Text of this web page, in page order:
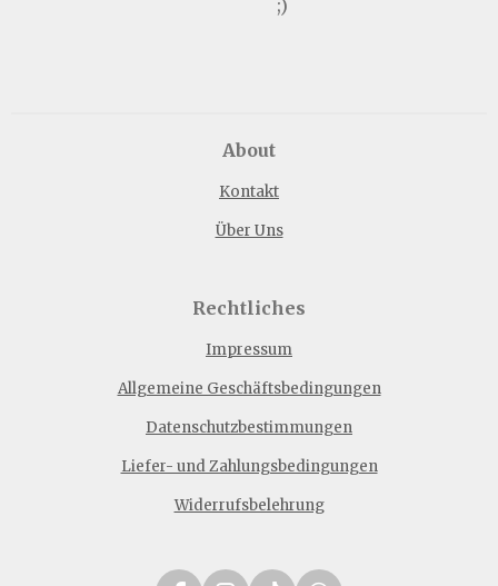
;)
About
Kontakt
Über Uns
Rechtliches
Impressum
Allgemeine Geschäftsbedingungen
Datenschutzbestimmungen
Liefer- und Zahlungsbedingungen
Widerrufsbelehrung